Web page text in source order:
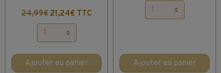
24,99€ 21,24€ TTC
Ajouter au panier Ajouter au panier